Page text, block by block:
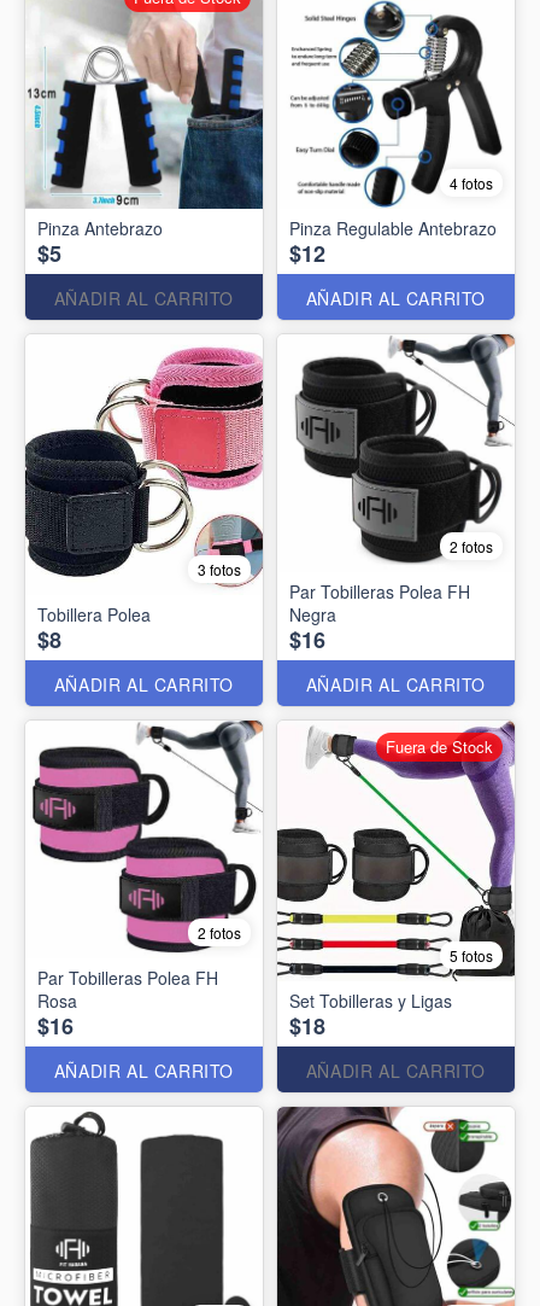
Pinza Antebrazo
$5
AÑADIR AL CARRITO
4 fotos
Pinza Regulable Antebrazo
$12
AÑADIR AL CARRITO
3 fotos
Tobillera Polea
$8
AÑADIR AL CARRITO
2 fotos
Par Tobilleras Polea FH
Negra
$16
AÑADIR AL CARRITO
2 fotos
Par Tobilleras Polea FH
Rosa
$16
AÑADIR AL CARRITO
5 fotos
Set Tobilleras y Ligas
$18
AÑADIR AL CARRITO
Fuera de Stock